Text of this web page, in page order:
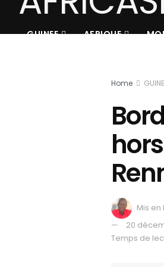
GUINEE AFRIQUE
Home
Mis
20
Temps de